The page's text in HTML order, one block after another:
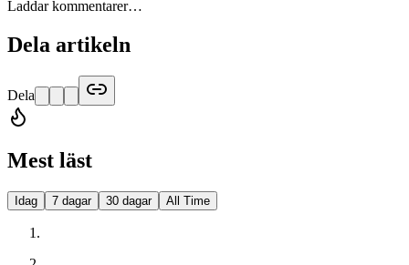
Laddar kommentarer…
Dela artikeln
Dela
Mest läst
Idag 7 dagar 30 dagar All Time